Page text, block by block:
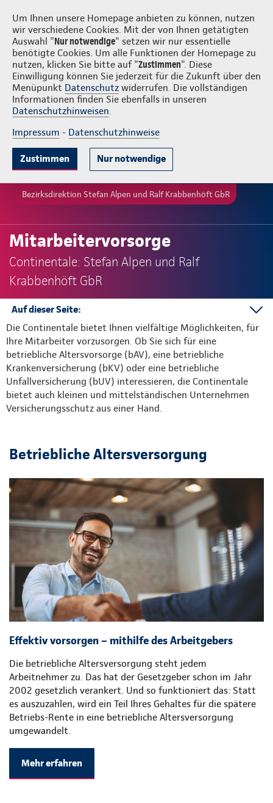
Um Ihnen unsere Homepage anbieten zu können, nutzen
wir verschiedene Cookies. Mit der von Ihnen getätigten
Auswahl "Nur notwendige" setzen wir nur essentielle
benötigte Cookies. Um alle Funktionen der Homepage zu
nutzen, klicken Sie bitte auf "Zustimmen". Diese
Einwilligung können Sie jederzeit für die Zukunft über den
Menüpunkt Datenschutz widerrufen. Die vollständigen
Informationen finden Sie ebenfalls in unseren
Datenschutzhinweisen.
Impressum - Datenschutzhinweise
Zustimmen Nur notwendige
Stefan Alpen und Ralf Krabbenhöft GbR Login
Bezirksdirektion Stefan Alpen und Ralf Krabbenhöft GbR
Mitarbeitervorsorge
Continentale: Stefan Alpen und Ralf
Krabbenhöft GbR
Auf dieser Seite:
bAV
bKV
bUV
Die Continentale bietet Ihnen vielfältige Möglichkeiten, für
Ihre Mitarbeiter vorzusorgen. Ob Sie sich für eine
betriebliche Altersvorsorge (bAV), eine betriebliche
Krankenversicherung (bKV) oder eine betriebliche
Unfallversicherung (bUV) interessieren, die Continentale
bietet auch kleinen und mittelständischen Unternehmen
Versicherungsschutz aus einer Hand.
Betriebliche Altersversorgung
Effektiv vorsorgen – mithilfe des Arbeitgebers
Die betriebliche Altersversorgung steht jedem
Arbeitnehmer zu. Das hat der Gesetzgeber schon im Jahr
2002 gesetzlich verankert. Und so funktioniert das: Statt
es auszuzahlen, wird ein Teil Ihres Gehaltes für die spätere
Betriebs-Rente in eine betriebliche Altersversorgung
umgewandelt.
Mehr erfahren